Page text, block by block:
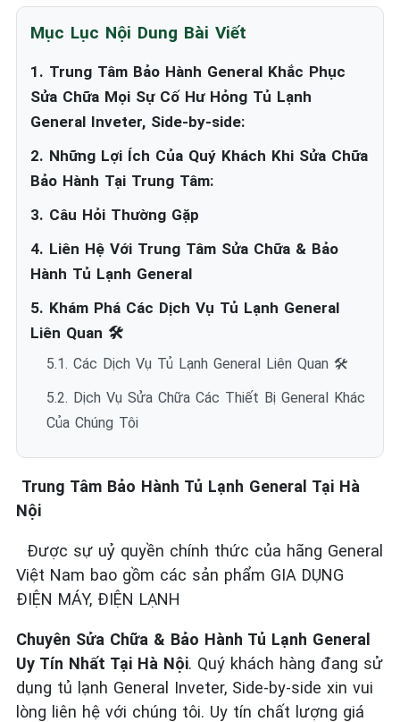
Mục Lục Nội Dung Bài Viết
1. Trung Tâm Bảo Hành General Khắc Phục
Sửa Chữa Mọi Sự Cố Hư Hỏng Tủ Lạnh
General Inveter, Side-by-side:
2. Những Lợi Ích Của Quý Khách Khi Sửa Chữa
Bảo Hành Tại Trung Tâm:
3. Câu Hỏi Thường Gặp
4. Liên Hệ Với Trung Tâm Sửa Chữa & Bảo
Hành Tủ Lạnh General
5. Khám Phá Các Dịch Vụ Tủ Lạnh General
Liên Quan 🛠️
5.1. Các Dịch Vụ Tủ Lạnh General Liên Quan 🛠️
5.2. Dịch Vụ Sửa Chữa Các Thiết Bị General Khác
Của Chúng Tôi
Trung Tâm Bảo Hành Tủ Lạnh General Tại Hà
Nội
Được sự uỷ quyền chính thức của hãng General
Việt Nam bao gồm các sản phẩm GIA DỤNG
ĐIỆN MÁY, ĐIỆN LẠNH
Chuyên Sửa Chữa & Bảo Hành Tủ Lạnh General
Uy Tín Nhất Tại Hà Nội. Quý khách hàng đang sử
dụng tủ lạnh General Inveter, Side-by-side xin vui
lòng liên hệ với chúng tôi. Uy tín chất lượng giá